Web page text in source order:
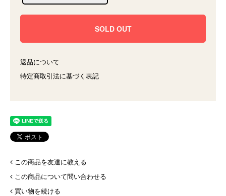
返品について
特定商取引法に基づく表記
この商品を友達に教える
この商品について問い合わせる
買い物を続ける